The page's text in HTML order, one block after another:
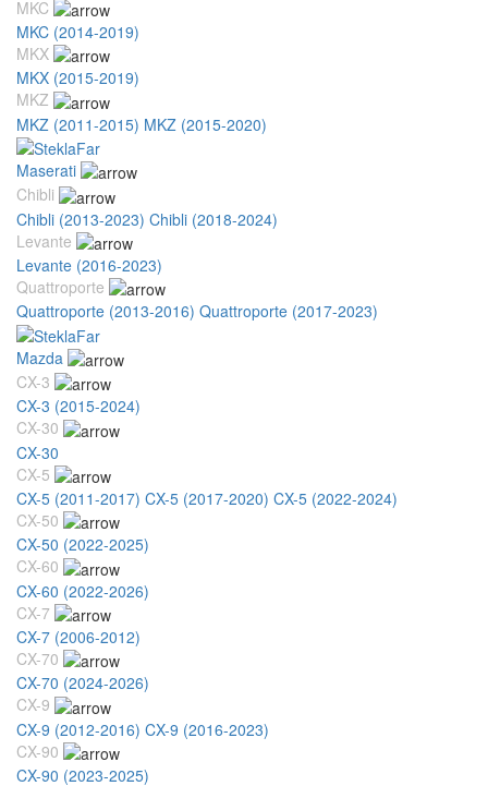
MKC
MKC (2014-2019)
MKX
MKX (2015-2019)
MKZ
MKZ (2011-2015) MKZ (2015-2020)
Maserati
Chibli
Chibli (2013-2023) Chibli (2018-2024)
Levante
Levante (2016-2023)
Quattroporte
Quattroporte (2013-2016) Quattroporte (2017-2023)
Mazda
CX-3
CX-3 (2015-2024)
CX-30
CX-30
CX-5
CX-5 (2011-2017) CX-5 (2017-2020) CX-5 (2022-2024)
CX-50
CX-50 (2022-2025)
CX-60
CX-60 (2022-2026)
CX-7
CX-7 (2006-2012)
CX-70
CX-70 (2024-2026)
CX-9
CX-9 (2012-2016) CX-9 (2016-2023)
CX-90
CX-90 (2023-2025)